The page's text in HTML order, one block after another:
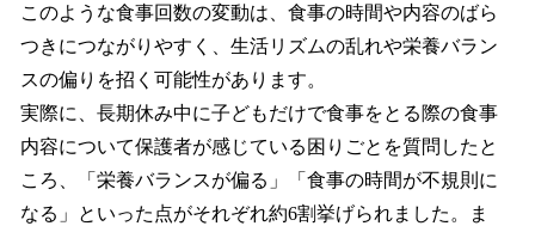
このような食事回数の変動は、食事の時間や内容のばら
つきにつながりやすく、生活リズムの乱れや栄養バラン
スの偏りを招く可能性があります。
実際に、長期休み中に子どもだけで食事をとる際の食事
内容について保護者が感じている困りごとを質問したと
ころ、「栄養バランスが偏る」「食事の時間が不規則に
なる」といった点がそれぞれ約6割挙げられました。ま